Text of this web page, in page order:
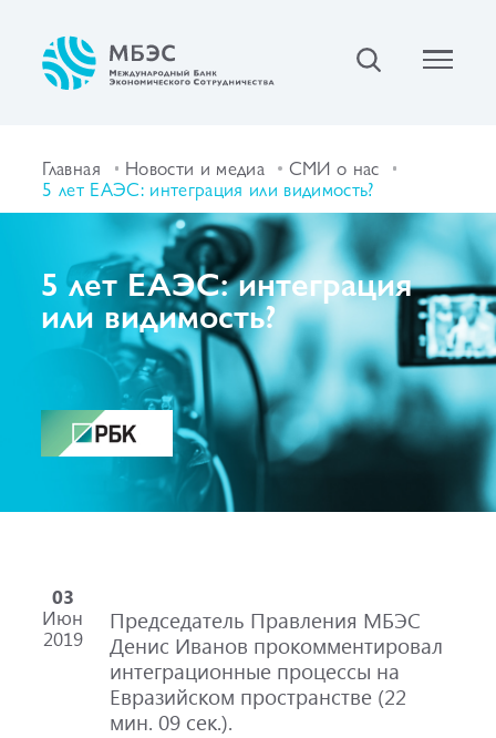
Главная Новости и медиа СМИ о нас
5 лет ЕАЭС: интеграция или видимость?
5 лет ЕАЭС: интеграция
или видимость?
03
Июн
2019
Председатель Правления МБЭС
Денис Иванов прокомментировал
интеграционные процессы на
Евразийском пространстве (22
мин. 09 сек.).